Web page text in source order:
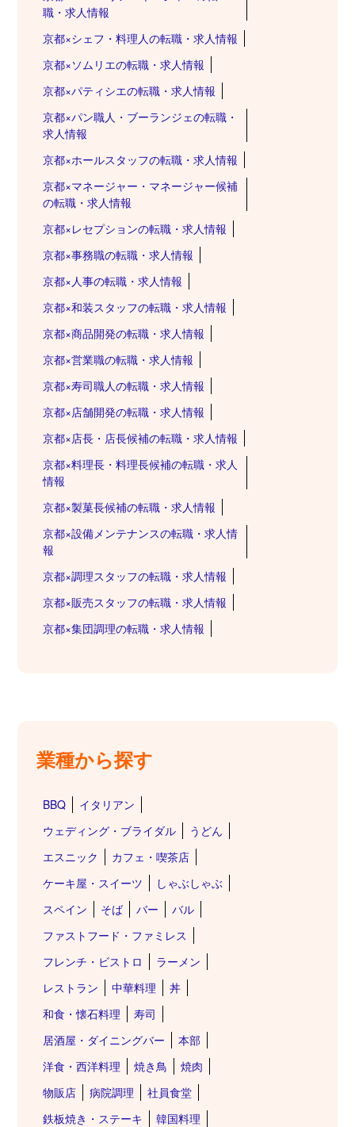
職・求人情報
京都×シェフ・料理人の転職・求人情報
京都×ソムリエの転職・求人情報
京都×パティシエの転職・求人情報
京都×パン職人・ブーランジェの転職・
求人情報
京都×ホールスタッフの転職・求人情報
京都×マネージャー・マネージャー候補
の転職・求人情報
京都×レセプションの転職・求人情報
京都×事務職の転職・求人情報
京都×人事の転職・求人情報
京都×和装スタッフの転職・求人情報
京都×商品開発の転職・求人情報
京都×営業職の転職・求人情報
京都×寿司職人の転職・求人情報
京都×店舗開発の転職・求人情報
京都×店長・店長候補の転職・求人情報
京都×料理長・料理長候補の転職・求人
情報
京都×製菓長候補の転職・求人情報
京都×設備メンテナンスの転職・求人情
報
京都×調理スタッフの転職・求人情報
京都×販売スタッフの転職・求人情報
京都×集団調理の転職・求人情報
業種から探す
BBQ
イタリアン
ウェディング・ブライダル
うどん
エスニック
カフェ・喫茶店
ケーキ屋・スイーツ
しゃぶしゃぶ
スペイン
そば バー
バル
ファストフード・ファミレス
フレンチ・ビストロ
ラーメン
レストラン
中華料理
丼
和食・懐石料理
寿司
居酒屋・ダイニングバー
本部
洋食・西洋料理
焼き鳥
焼肉
物販店
病院調理
社員食堂
鉄板焼き・ステーキ
韓国料理